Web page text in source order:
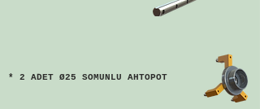
* 2 ADET Ø25 SOMUNLU AHTOPOT